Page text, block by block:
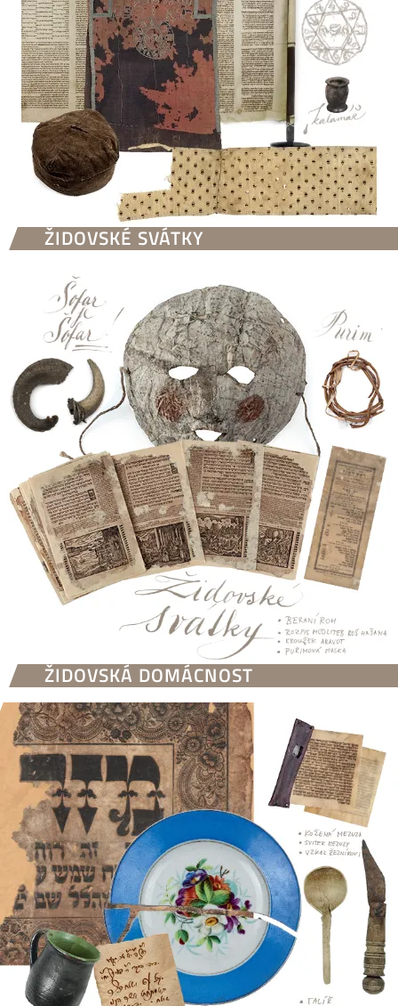
ŽIDOVSKÉ SVÁTKY
ŽIDOVSKÁ DOMÁCNOST